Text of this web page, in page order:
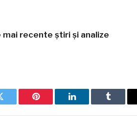
recente știri și analize
Pinterest LinkedIn Tumblr